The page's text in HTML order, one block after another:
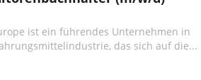
ist ein führendes Unternehmen in
das sich auf die...